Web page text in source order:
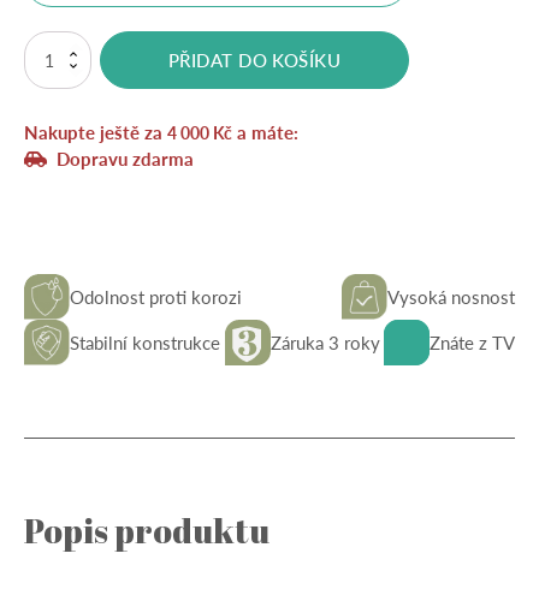
Bezšroubový
regál
policemi,
180
×
pozinkovaný
množství
PŘIDAT DO KOŠÍKU
Nakupte ještě za 4 000 Kč a máte:
Dopravu zdarma
Odolnost proti korozi
Vysoká nosnost
Stabilní konstrukce
Záruka 3 roky Znáte z TV
Popis produktu